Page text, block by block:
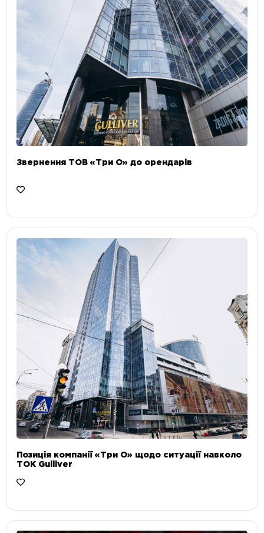
Звернення ТОВ «Три О» до орендарів
Позиція компанії «Три О» щодо ситуації навколо
ТОК Gulliver